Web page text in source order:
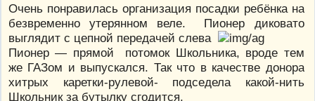
Очень понравилась организация посадки ребёнка на
безвременно утерянном веле. Пионер диковато
выглядит с цепной передачей слева
Пионер — прямой потомок Школьника, вроде тем
же ГАЗом и выпускался. Так что в качестве донора
хитрых каретки-рулевой- подседела какой-нить
Школьник за бутылку сгодится.